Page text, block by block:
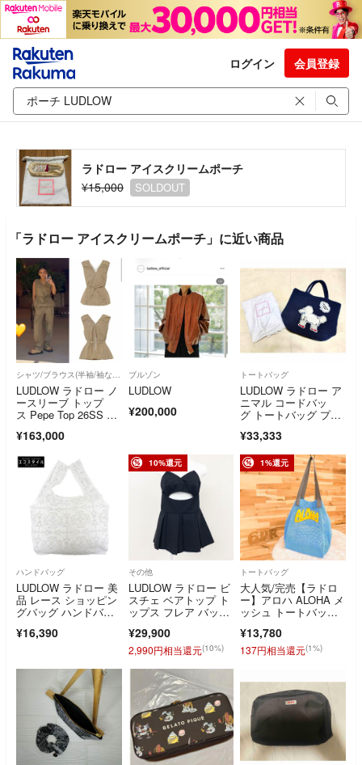
ログイン 会員登録
ラドロー アイスクリームポーチ
¥15,000
SOLDOUT
「ラドロー アイスクリームポーチ」に近い商品
シャツ/ブラウス(半袖/袖なし)
LUDLOW ラドロー ノ
ースリーブ トップ
ス Pepe Top 26SS 新
¥163,000
ブルゾン
LUDLOW
¥200,000
トートバッグ
LUDLOW ラドロー ア
ニマル コードバッ
グ トートバッグ プー
¥33,333
ハンドバッグ
LUDLOW ラドロー 美
品 レース ショッピン
グバッグ ハンドバッ
ト
¥16,390
10%還元
その他
LUDLOW ラドロー ビ
スチェ ベアトップ ト
ップス フレア バック
ク ウール ブラック 日
本製 レディース 1 b0
2162
¥29,900
2,990円相当還元(10%)
1%還元
トートバッグ
大人気/完売【ラドロ
ー】アロハ ALOHA メ
ッシュ トートバッ
¥13,780
137円相当還元(1%)